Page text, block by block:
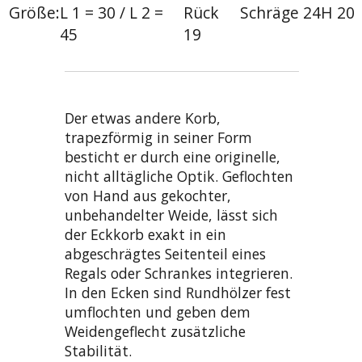
Größe:L 1 = 30 / L 2 =
45
Rück
19
Schräge 24H 20
Der etwas andere Korb,
trapezförmig in seiner Form
besticht er durch eine originelle,
nicht alltägliche Optik. Geflochten
von Hand aus gekochter,
unbehandelter Weide, lässt sich
der Eckkorb exakt in ein
abgeschrägtes Seitenteil eines
Regals oder Schrankes integrieren.
In den Ecken sind Rundhölzer fest
umflochten und geben dem
Weidengeflecht zusätzliche
Stabilität.